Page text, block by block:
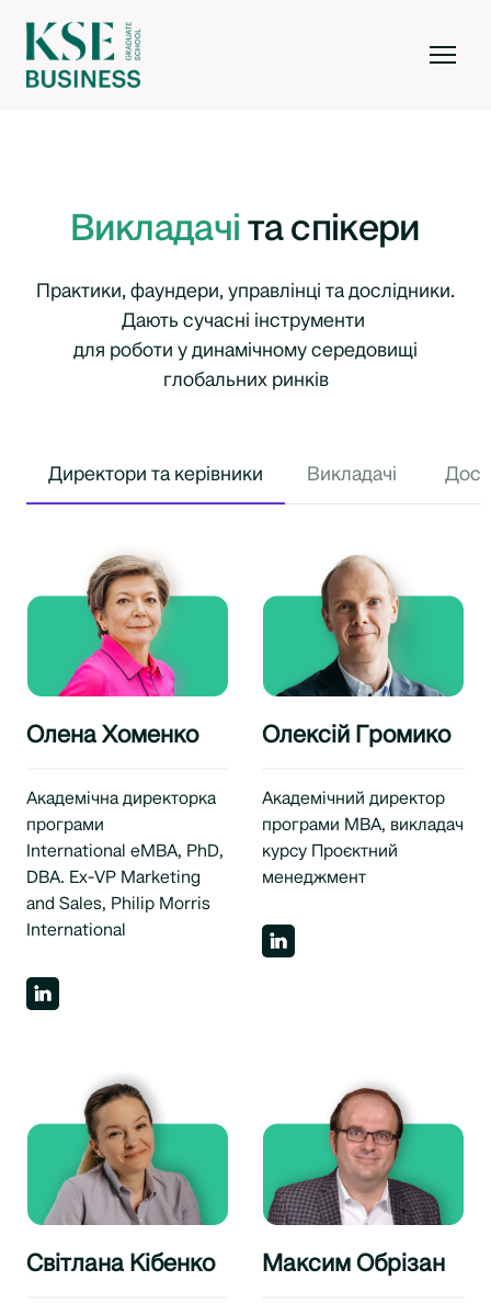
Викладачіта спікери
Практики, фаундери, управлінці та дослідники.
Дають сучасні інструменти
для роботи у динамічному середовищі
глобальних ринків
Директори та керівники Викладачі
Олена Хоменко
Академічна директорка
програми
International eMBA, PhD,
DBA. Ex-VP Marketing
and Sales, Philip Morris
International
Олексій Громико
Академічний директор
програми МВА, викладач
курсу Проєктний
менеджмент
Світлана Кібенко Максим Обрізан